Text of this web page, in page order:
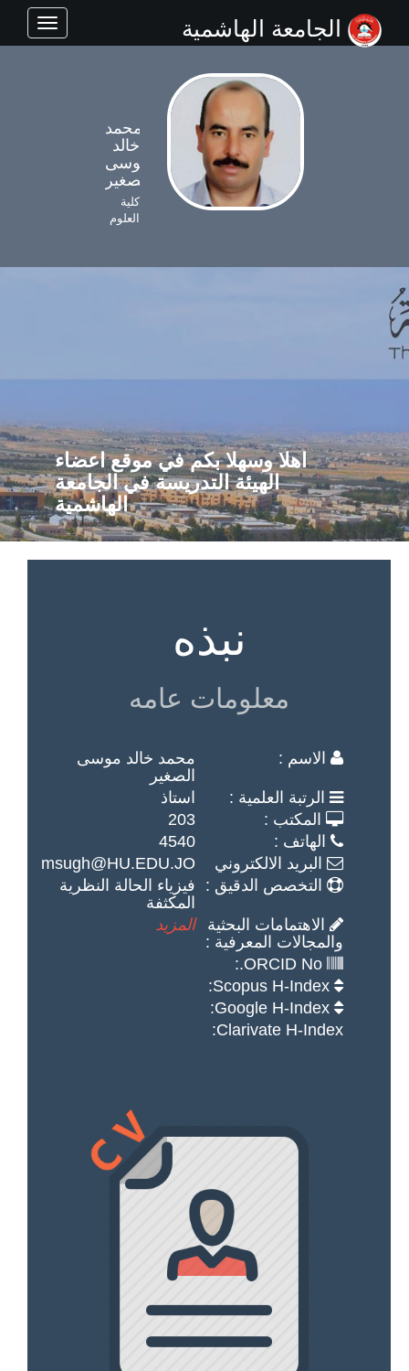
Toggle
navigation
محمد
خالد
موسى
الصغير
كلية
العلوم
اهلا وسهلا بكم في موقع اعضاء
الهيئة التدريسة في الجامعة
الهاشمية
نبذه
معلومات عامه
الاسم :
محمد خالد موسى
الصغير
الرتبة العلمية :
استاذ
المكتب :
203
الهاتف :
4540
البريد الالكتروني
msugh@HU.EDU.JO
التخصص الدقيق :
فيزياء الحالة النظرية
المكثفة
الاهتمامات البحثية
والمجالات المعرفية :
المزيد
Clarivate H-Index: